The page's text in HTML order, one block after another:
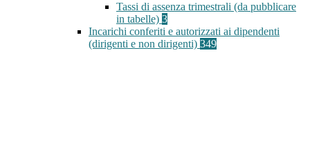
Tassi di assenza trimestrali (da pubblicare
in tabelle) 3
Incarichi conferiti e autorizzati ai dipendenti
(dirigenti e non dirigenti) 349